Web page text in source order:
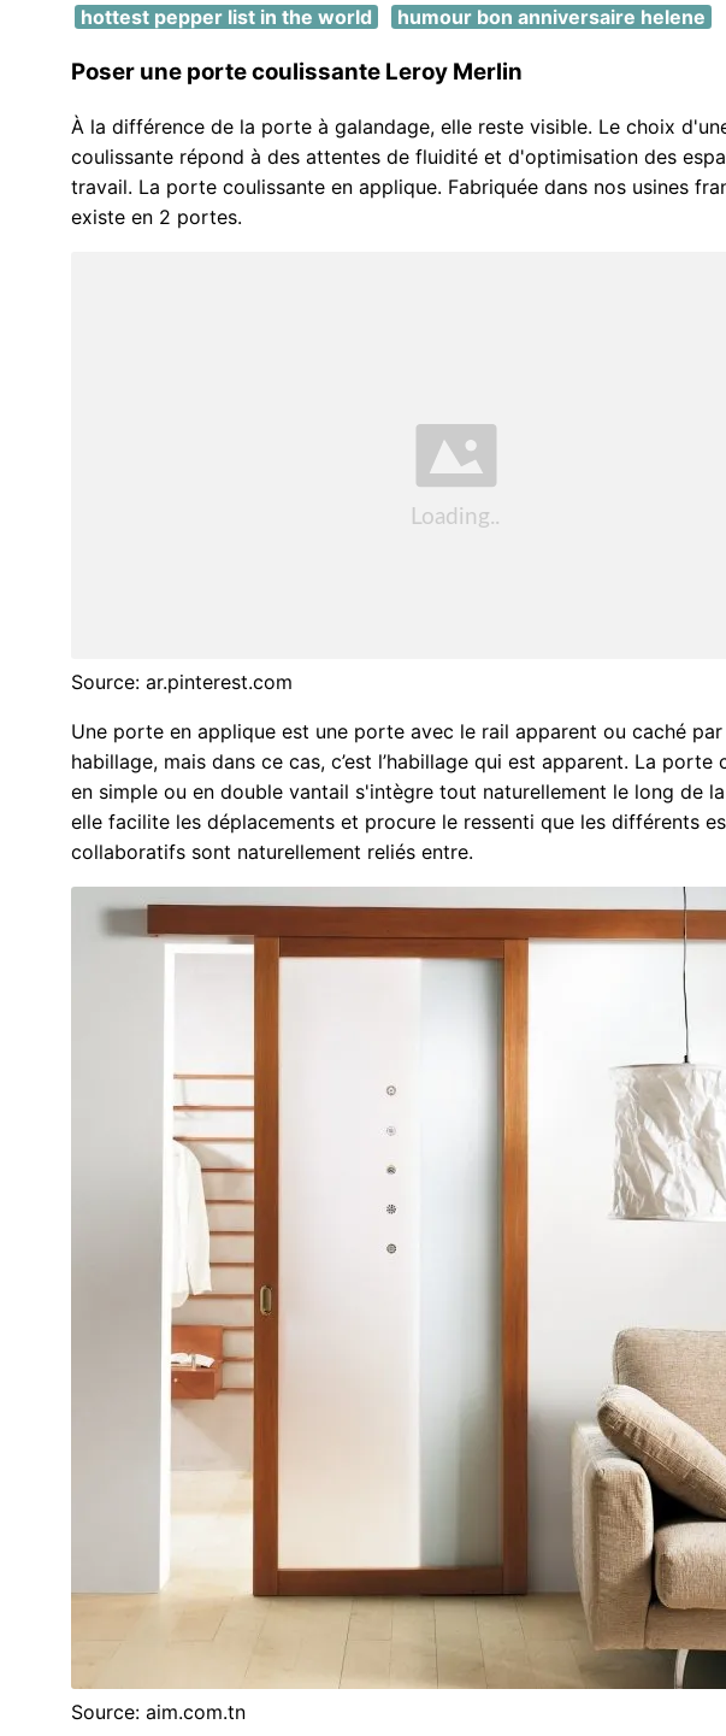
hottest pepper list in the world
humour bon anniversaire helene
Poser une porte coulissante Leroy Merlin
À la différence de la porte à galandage, elle reste visible. Le choix
coulissante répond à des attentes de fluidité et d'optimisation des
travail. La porte coulissante en applique. Fabriquée dans nos usines
existe en 2 portes.
Source: ar.pinterest.com
Une porte en applique est une porte avec le rail apparent ou caché par
habillage, mais dans ce cas, c’est l’habillage qui est apparent. La porte
en simple ou en double vantail s'intègre tout naturellement le long de
elle facilite les déplacements et procure le ressenti que les différents
collaboratifs sont naturellement reliés entre.
Source: aim.com.tn